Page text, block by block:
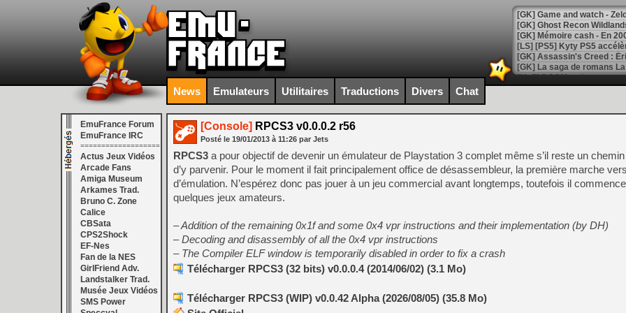
[Mo5] DOOM arrive en
[GK] Bethesda fête les 30
[GK] Roblox : l'action en
[GK] Agenda - GeForce
[GK] Devolver Digital en a
[LS] [PS5] ps5-y2jb-
[GK] Pourquoi Marvel
[GK] Test : Restory : Chill
[GK] GTA 6 : Rockstar
[GK] Hot Wheels Infinite
[GK] Mémoire cash -
[GK] Résultats Nintendo :
[GK] Déjà des
[Mo5] Brickboy cherche à
[GK] Minecraft et ses «
News Emulateurs Utilitaires Traductions Divers Chat
EmuFrance Forum
EmuFrance IRC
===================
Actus Jeux Vidéos
Arcade Fans
Amiga Museum
Arkames Trad.
Bruno C. Zone
Calice
CBSata
CPS2Shock
EF-Nes
Fan de la NES
GirlFriend Adv.
Landstalker Trad.
Musée Jeux Vidéos
SMS Power
[Console] RPCS3 v0.0.0.2 r56
Posté le 19/01/2013 à 11:26 par Jets
RPCS3 a pour objectif de devenir un émulateur de Playstation 3 complet même s’il reste un
d’y parvenir. Pour le moment il fait principalement office de désassembleur, la première marche
d’émulation. N’espérez donc pas jouer à un jeu commercial avant longtemps, toutefois il
quelques jeux amateurs.
– Addition of the remaining 0x1f and some 0x4 vpr instructions and their implementation (by DH)
– Decoding and disassembly of all the 0x4 vpr instructions
– The Compiler ELF window is temporarily disabled in order to fix a crash
Télécharger RPCS3 (32 bits) v0.0.0.4 (2014/06/02) (3.1 Mo)
Télécharger RPCS3 (WIP) v0.0.42 Alpha (2026/08/05) (35.8 Mo)